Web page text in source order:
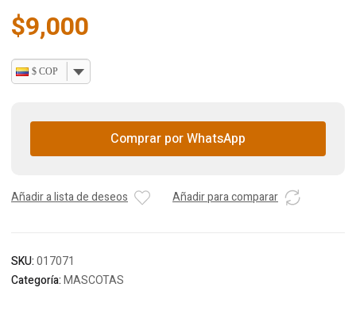
$9,000
$ COP
Comprar por WhatsApp
Añadir a lista de deseos Añadir para comparar
SKU:017071
Categoría:MASCOTAS